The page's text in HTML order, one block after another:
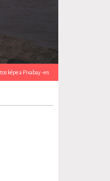
képe a Pixabay -en.